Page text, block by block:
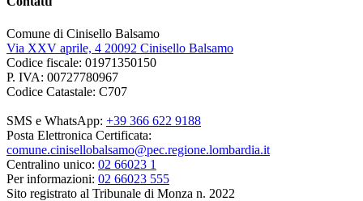
Comune di Cinisello Balsamo
Via XXV aprile, 4 20092 Cinisello Balsamo
Codice fiscale: 01971350150
P. IVA: 00727780967
Codice Catastale: C707
SMS e WhatsApp: +39 366 622 9188
Posta Elettronica Certificata:
comune.cinisellobalsamo@pec.regione.lombardia.it
Centralino unico: 02 66023 1
Per informazioni: 02 66023 555
Sito registrato al Tribunale di Monza n. 2022